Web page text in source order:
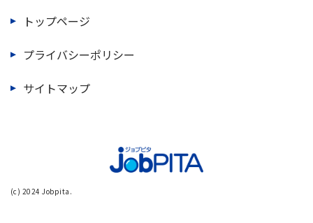
トップページ
プライバシーポリシー
サイトマップ
(c) 2024 Jobpita.